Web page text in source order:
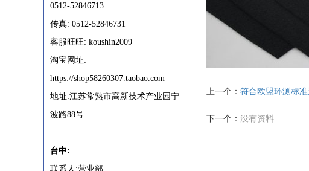
0512-52846713
传真: 0512-52846731
客服旺旺: koushin2009
淘宝网址:
https://shop58260307.taobao.com
地址:江苏常熟市高新技术产业园宁
波路88号
台中:
联系人:营业部
上一个： 符合欧盟环测标
下一个： 没有资料